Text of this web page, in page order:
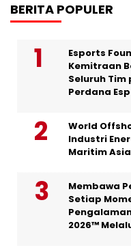
BERITA POPULER
Esports
Kemitraan
Seluruh
Perdana
World
Industri
Maritim
Membawa
Setiap
2026™